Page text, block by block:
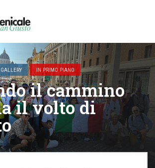
GALLERY IN PRIMO PIANO
il cammino
il volto di